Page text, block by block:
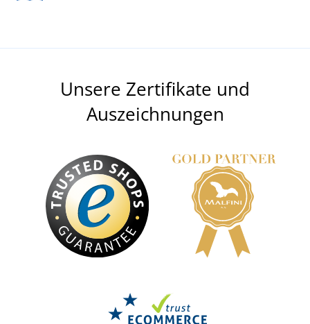
Unsere Zertifikate und
Auszeichnungen